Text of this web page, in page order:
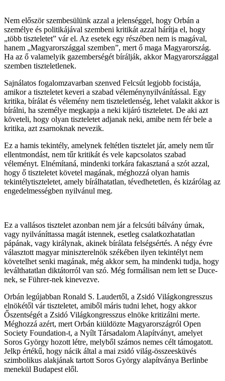
Nem először szembesülünk azzal a jelenséggel, hogy Orbán a
személye és politikájával szembeni kritikát azzal hárítja el, hogy
„több tiszteletet” vár el. Az esetek egy részében nem is magával,
hanem „Magyarországgal szemben”, mert ő maga Magyarország.
Ha az ő valamelyik gazemberségét bírálják, akkor Magyarországgal
szemben tiszteletlenek.
Sajnálatos fogalomzavarban szenved Felcsút legjobb focistája,
amikor a tiszteletet keveri a szabad véleménynyilvánítással. Egy
kritika, bírálat és vélemény nem tiszteletlenség, lehet valakit akkor is
bírálni, ha személye megkapja a neki kijáró tiszteletet. De aki azt
követeli, hogy olyan tiszteletet adjanak neki, amibe nem fér bele a
kritika, azt zsarnoknak nevezik.
Ez a hamis tekintély, amelynek feltétlen tisztelet jár, amely nem tűr
ellentmondást, nem tűr kritikát és vele kapcsolatos szabad
véleményt. Elnémítaná, mindenki torkára fakasztaná a szót azzal,
hogy ő tiszteletet követel magának, méghozzá olyan hamis
tekintélytiszteletet, amely bírálhatatlan, tévedhetetlen, és kizárólag az
engedelmességben nyilvánul meg.
Ez a vallásos tisztelet azonban nem jár a felcsúti bálvány úrnak,
vagy nyilváníttassa magát istennek, esetleg csalatkozhatatlan
pápának, vagy királynak, akinek bírálata felségsértés. A négy évre
választott magyar miniszterelnök székében ilyen tekintélyt nem
követelhet senki magának, még akkor sem, ha mindenki tudja, hogy
leválthatatlan diktátorról van szó. Még formálisan nem lett se Duce-
nek, se Führer-nek kinevezve.
Orbán legújabban Ronald S. Laudertől, a Zsidó Világkongresszus
elnökétől vár tiszteletet, amiből máris tudni lehet, hogy akkor
Őszentségét a Zsidó Világkongresszus elnöke kritizálni merte.
Méghozzá azért, mert Orbán kiüldözte Magyarországról Open
Society Foundation-t, a Nyílt Társadalom Alapítványt, amelyet
Soros György hozott létre, melyből számos nemes célt támogatott.
Jelkp értékű, hogy nácik által a mai zsidó világ-összeesküvés
szimbolikus alakjának tartott Soros György alapítványa Berlinbe
menekül Budapest elől.